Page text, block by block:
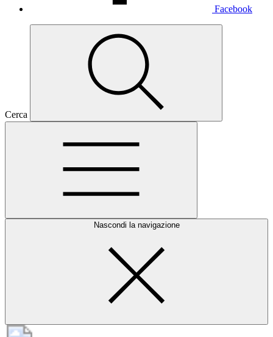
Facebook
Cerca
Nascondi la navigazione